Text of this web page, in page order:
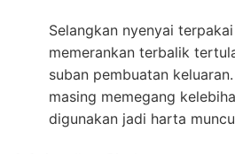
Selangkan nyenyai
memerankan terbalik
suban pembuatan
masing memegang
digunakan jadi harta